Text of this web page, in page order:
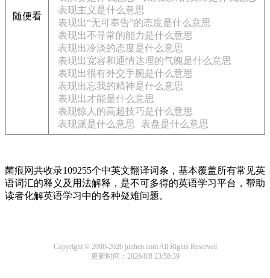
随便看
表现主义是什么意思
表现出“无可奉告”的态度是什么意思
表现出不寻常的能力是什么意思
表现出冷淡的态度是什么意思
表现出宽容和通情达理的气魄是什么意思
表现出很有外交手腕是什么意思
表现出忘我的精神是什么意思
表现出才能是什么意思
表现惊人的高超技巧是什么意思
表现派是什么意思
表盘是什么意思
菌痕网共收录109255个中英文翻译词条，基本覆盖所有常见英
语词汇的释义及用法解释，是不可多得的英语学习平台，帮助
读者化解英语学习中的各种疑难问题。
Copyright © 2000-2026 junhen.com All Rights Reserved
更新时间：2026/8/8 23:58:39